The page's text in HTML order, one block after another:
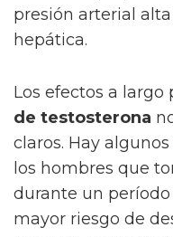
presión arterial
hepática.
Los efectos a
de testosterona
claros. Hay algunos
los hombres que
durante un
mayor riesgo de